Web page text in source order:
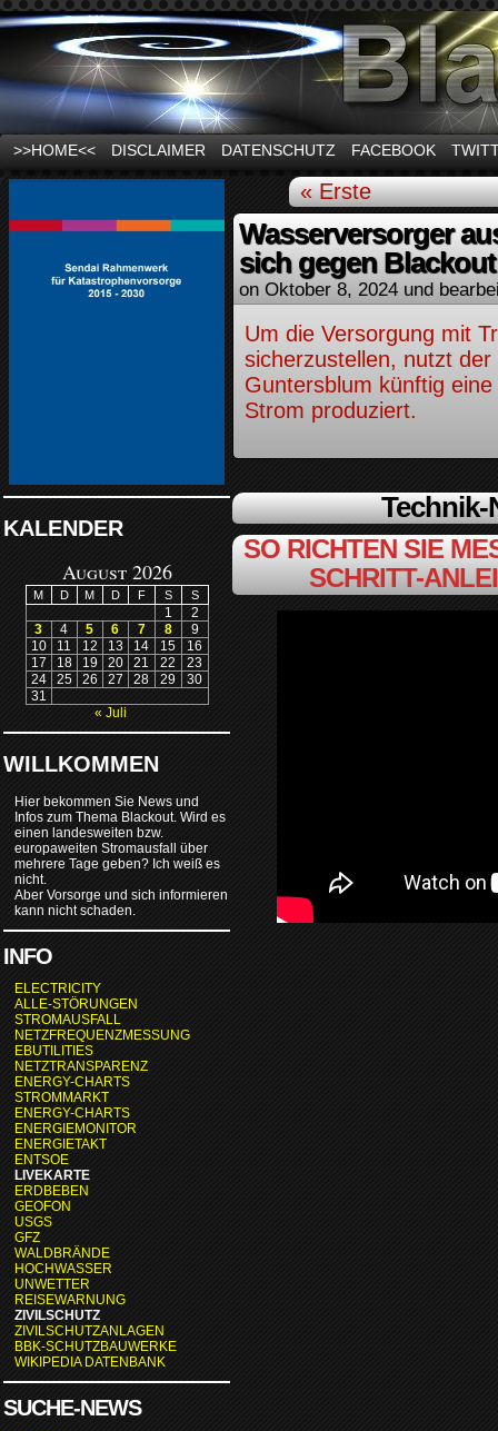
News und Infos zum Thema Stromausfall
>>HOME<< DISCLAIMER DATENSCHUTZ FACEBOOK
KALENDER
August 2026
M D M D F S S
1
2
3
4 5 6 7 8
9
10
11 12 13 14 15
16
17
18 19 20 21 22
23
24
25 26 27 28 29
30
31
« Juli
WILLKOMMEN
Hier bekommen Sie News und
Infos zum Thema Blackout. Wird es
einen landesweiten bzw.
europaweiten Stromausfall über
mehrere Tage geben? Ich weiß es
nicht.
Aber Vorsorge und sich informieren
kann nicht schaden.
INFO
ELECTRICITY
ALLE-STÖRUNGEN
STROMAUSFALL
NETZFREQUENZMESSUNG
EBUTILITIES
NETZTRANSPARENZ
ENERGY-CHARTS
STROMMARKT
ENERGY-CHARTS
ENERGIEMONITOR
ENERGIETAKT
ENTSOE
LIVEKARTE
ERDBEBEN
GEOFON
USGS
GFZ
WALDBRÄNDE
HOCHWASSER
UNWETTER
REISEWARNUNG
ZIVILSCHUTZ
ZIVILSCHUTZANLAGEN
BBK-SCHUTZBAUWERKE
WIKIPEDIA DATENBANK
SUCHE-NEWS
« Erste
Wasserversorger
sich gegen Blackout
on Oktober 8, 2024 und
Um die Versorgung mit
sicherzustellen, nutzt
Guntersblum künftig
Strom produziert.
SO RICHTEN SIE
SCHRITT-